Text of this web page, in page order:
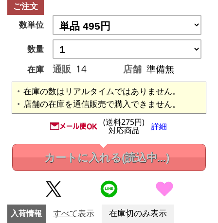
ご注文
数単位
数量
在庫
通販 14 店舗 準備無
在庫の数はリアルタイムではありません。
店舗の在庫を通信販売で購入できません。
(送料275円)
対応商品 詳細
カートに入れる(読込中...)
入荷情報 すべて表示 在庫切のみ表示